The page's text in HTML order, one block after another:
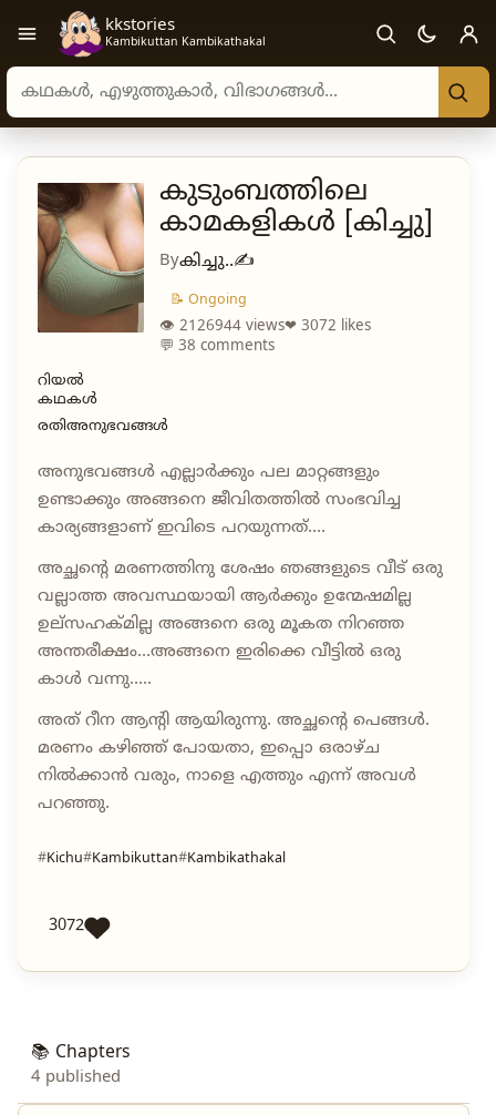
Open navigation menu
kkstories
Kambikuttan Kambikathakal
Search stories, authors, and categories
കുടുംബത്തിലെ
കാമകളികൾ [കിച്ചു]
Byകിച്ചു..✍️
📝 Ongoing
👁 2126944 views❤ 3072 likes
💬 38 comments
റിയൽ
കഥകൾ
രതിഅനുഭവങ്ങൾ
അനുഭവങ്ങൾ എല്ലാർക്കും പല മാറ്റങ്ങളും
ഉണ്ടാക്കും അങ്ങനെ ജീവിതത്തിൽ സംഭവിച്ച
കാര്യങ്ങളാണ് ഇവിടെ പറയുന്നത്....
അച്ഛന്റെ മരണത്തിനു ശേഷം ഞങ്ങളുടെ വീട് ഒരു
വല്ലാത്ത അവസ്ഥയായി ആർക്കും ഉന്മേഷമില്ല
ഉല്സഹക്മില്ല അങ്ങനെ ഒരു മൂകത നിറഞ്ഞ
അന്തരീക്ഷം...അങ്ങനെ ഇരിക്കെ വീട്ടിൽ ഒരു
കാൾ വന്നു.....
അത് റീന ആൻ്റി ആയിരുന്നു. അച്ഛൻ്റെ പെങ്ങൾ.
മരണം കഴിഞ്ഞ് പോയതാ, ഇപ്പൊ ഒരാഴ്ച
നിൽക്കാൻ വരും, നാളെ എത്തും എന്ന് അവൾ
പറഞ്ഞു.
Kichu Kambikuttan Kambikathakal
3072
📚 Chapters
4 published